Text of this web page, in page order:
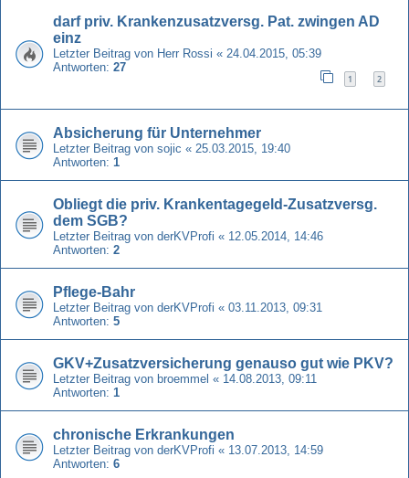
darf priv. Krankenzusatzversg. Pat. zwingen AD
einz
Letzter Beitrag von Herr Rossi « 24.04.2015, 05:39
Antworten: 27
1 2
Absicherung für Unternehmer
Letzter Beitrag von sojic « 25.03.2015, 19:40
Antworten: 1
Obliegt die priv. Krankentagegeld-Zusatzversg.
dem SGB?
Letzter Beitrag von derKVProfi « 12.05.2014, 14:46
Antworten: 2
Pflege-Bahr
Letzter Beitrag von derKVProfi « 03.11.2013, 09:31
Antworten: 5
GKV+Zusatzversicherung genauso gut wie PKV?
Letzter Beitrag von broemmel « 14.08.2013, 09:11
Antworten: 1
chronische Erkrankungen
Letzter Beitrag von derKVProfi « 13.07.2013, 14:59
Antworten: 6